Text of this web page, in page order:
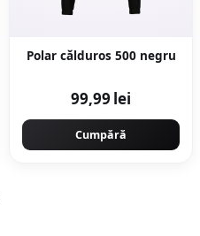
Polar călduros 500 negru
99,99 lei
Cumpără